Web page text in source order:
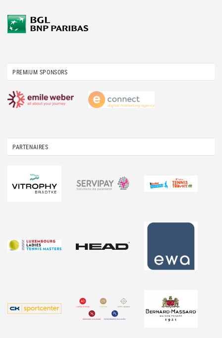
PREMIUM SPONSORS
PARTENAIRES